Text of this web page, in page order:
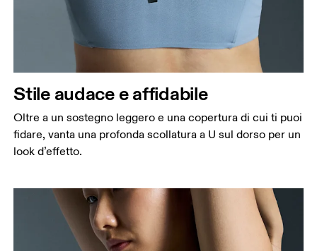
Stile audace e affidabile
Oltre a un sostegno leggero e una copertura di cui ti puoi
fidare, vanta una profonda scollatura a U sul dorso per un
look d’effetto.